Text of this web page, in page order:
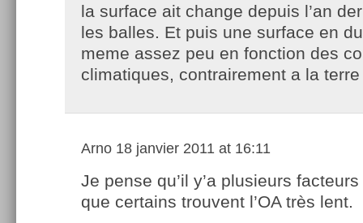
la surface ait change depuis l’an
les balles. Et puis une surface en
meme assez peu en fonction des
climatiques, contrairement a la
Arno 18 janvier 2011 at 16:11
Je pense qu’il y’a plusieurs
que certains trouvent l’OA très lent.